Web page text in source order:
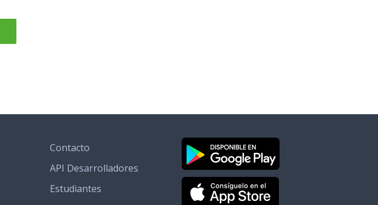
Contacto
API Desarrolladores
Estudiantes